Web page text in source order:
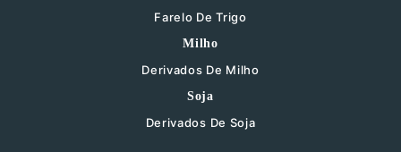
Farelo De Trigo
Milho
Derivados De Milho
Soja
Derivados De Soja